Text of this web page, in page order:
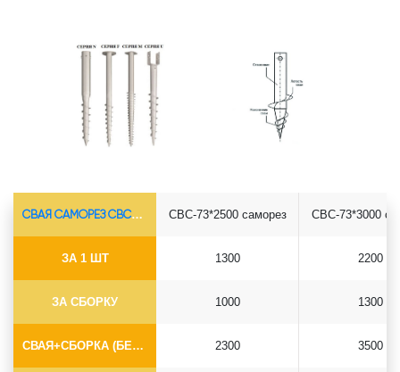
СВАЯ САМОРЕЗ СВС-Ø73*5.5
ЗА 1 ШТ
ЗА СБОРКУ
СВАЯ+СБОРКА (БЕЗ ОГОЛОВКА)
СВС-73*2500 саморез
1300
1000
2300
СВС-73*3000
2200
1300
3500